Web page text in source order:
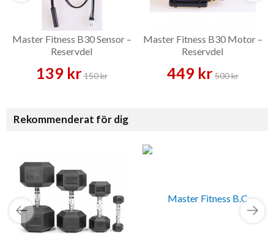
Master Fitness B30 Sensor –
Reservdel
139 kr150 kr
Master Fitness B30 Motor –
Reservdel
449 kr500 kr
Rekommenderat för dig